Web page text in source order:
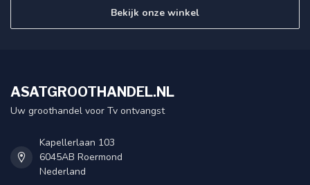
Bekijk onze winkel
ASATGROOTHANDEL.NL
Uw groothandel voor Tv ontvangst
Kapellerlaan 103
6045AB Roermond
Nederland